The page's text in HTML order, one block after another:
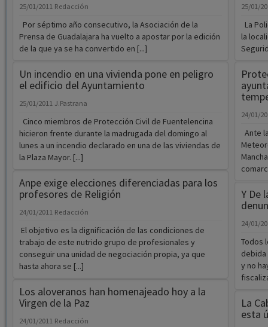
25/01/2011 Redacción
Por séptimo año consecutivo, la Asociación de la
Prensa de Guadalajara ha vuelto a apostar por la edición
de la que ya se ha convertido en [...]
Un incendio en una vivienda pone en peligro
el edificio del Ayuntamiento
25/01/2011 J.Pastrana
Cinco miembros de Protección Civil de Fuentelencina
hicieron frente durante la madrugada del domingo al
lunes a un incendio declarado en una de las viviendas de
la Plaza Mayor. [...]
Anpe exige elecciones diferenciadas para los
profesores de Religión
24/01/2011 Redacción
El objetivo es la dignificación de las condiciones de
trabajo de este nutrido grupo de profesionales y
conseguir una unidad de negociación propia, ya que
hasta ahora se [...]
Los aloveranos han homenajeado hoy a la
Virgen de la Paz
24/01/2011 Redacción
25/01/
La
la
24/01/
Ante
Y De
24/01/
Todos
y no
La
esta